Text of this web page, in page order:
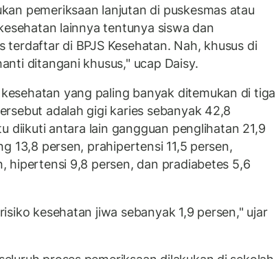
pemeriksaan lanjutan di puskesmas atau
lainnya tentunya siswa dan
terdaftar di BPJS Kesehatan. Nah, khusus di
ditangani khusus," ucap Daisy.
yang paling banyak ditemukan di tiga
adalah gigi karies sebanyak 42,8
diikuti antara lain gangguan penglihatan 21,9
13,8 persen, prahipertensi 11,5 persen,
hipertensi 9,8 persen, dan pradiabetes 5,6
kesehatan jiwa sebanyak 1,9 persen," ujar